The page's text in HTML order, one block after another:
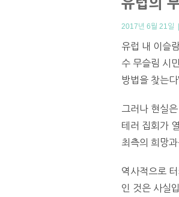
2017년 6월 21일
유럽 내 이슬
수 무슬림 시
방법을 찾는
그러나 현실
테러 집회가
최측의 희망
역사적으로
인 것은 사실